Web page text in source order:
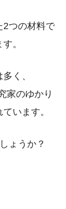
2つの材料で
。
く、
家のゆかり
います。
ょうか？